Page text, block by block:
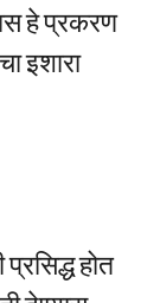
हे प्रकरण
इशारा
होत